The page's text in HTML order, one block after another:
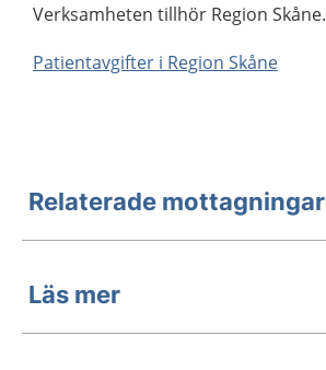
Verksamheten tillhör Region Skåne.
Patientavgifter i Region Skåne
Relaterade mottagningar
Läs mer